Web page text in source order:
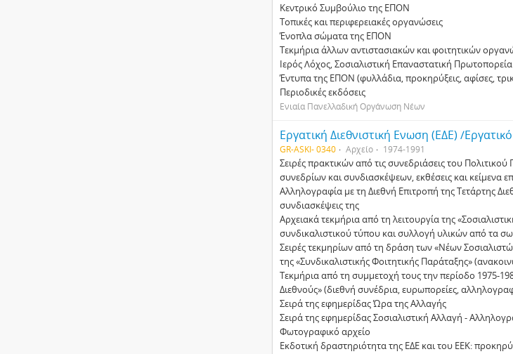
Κεντρικό Συµβούλιο της ΕΠΟΝ
Τοπικές και περιφερειακές οργανώσεις
Ένοπλα σώµατα της ΕΠΟΝ
Τεκµήρια άλλων αντιστασιακών και φοιτητικών
Ιερός Λόχος, Σοσιαλιστική Επαναστατική
Έντυπα της ΕΠΟΝ (φυλλάδια, προκηρύξεις, αφίσες,
Περιοδικές εκδόσεις
Ενιαία Πανελλαδική Οργάνωση Νέων
Εργατική ∆ιεθνιστική Ενωση (Ε∆Ε) /
GR-ASKI- 0340 Αρχείο 1974-1991
Σειρές πρακτικών από τις συνεδριάσεις του
συνεδρίων και συνδιασκέψεων, εκθέσεις και κείµενα
Αλληλογραφία µε τη ∆ιεθνή Επιτροπή της Τετάρτης
συνδιασκέψεις της
Αρχειακά τεκµήρια από τη λειτουργία της
συνδικαλιστικού τύπου και συλλογή υλικών από τα
Σειρές τεκµηρίων από τη δράση των «Νέων
της «Συνδικαλιστικής Φοιτητικής Παράταξης»
Τεκµήρια από τη συµµετοχή τους την περίοδο 1975-
∆ιεθνούς» (διεθνή συνέδρια, ευρωπορείες,
Σειρά της εφηµερίδας Ώρα της Αλλαγής
Σειρά της εφηµερίδας Σοσιαλιστική Αλλαγή -
Φωτογραφικό αρχείο
Εκδοτική δραστηριότητα της Ε∆Ε και του ΕΕΚ: